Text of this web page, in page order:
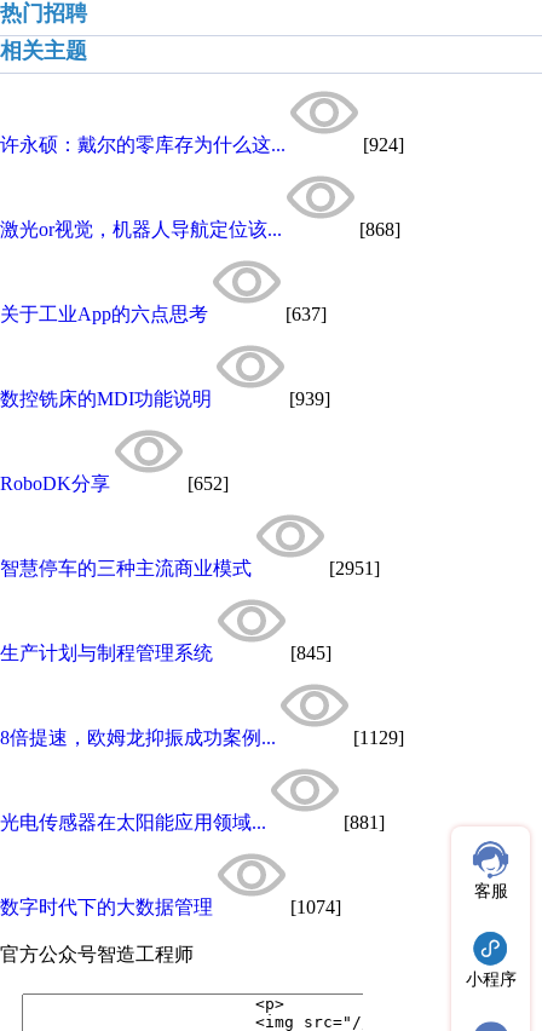
热门招聘
相关主题
许永硕：戴尔的零库存为什么这... [924]
激光or视觉，机器人导航定位该... [868]
关于工业App的六点思考 [637]
数控铣床的MDI功能说明 [939]
RoboDK分享 [652]
智慧停车的三种主流商业模式 [2951]
生产计划与制程管理系统 [845]
8倍提速，欧姆龙抑振成功案例... [1129]
光电传感器在太阳能应用领域... [881]
数字时代下的大数据管理 [1074]
官方公众号智造工程师
客服
小程序